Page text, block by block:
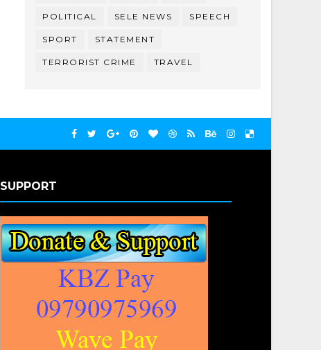
POLITICAL SELE NEWS SPEECH
SPORT STATEMENT
TERRORIST CRIME TRAVEL
SUPPORT